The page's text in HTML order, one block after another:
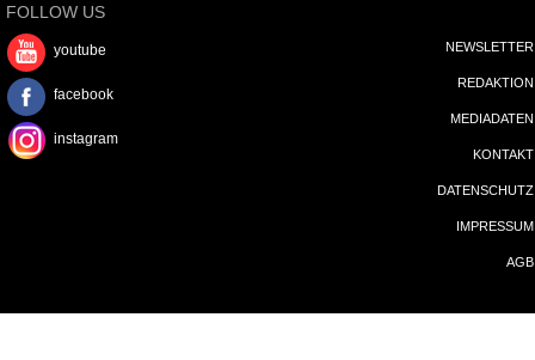
FOLLOW US
youtube
facebook
instagram
NEWSLETTER
REDAKTION
MEDIADATEN
KONTAKT
DATENSCHUTZ
IMPRESSUM
AGB